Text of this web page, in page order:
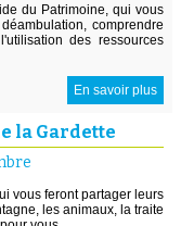
du Patrimoine, qui vous
comprendre
des ressources
En savoir plus
la Gardette
vous feront partager leurs
les animaux, la traite